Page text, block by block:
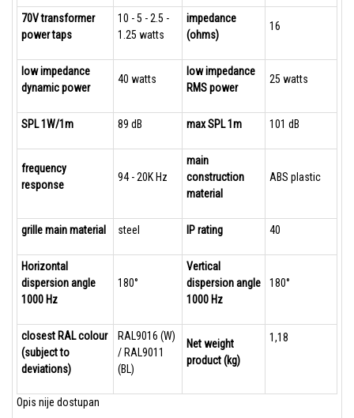
70V transformer
power taps
10 - 5 - 2.5 -
1.25 watts
impedance
(ohms)
16
low impedance
dynamic power
40 watts
low impedance
RMS power
25 watts
SPL 1W/1m 89 dB max SPL 1m 101 dB
frequency
response
94 - 20K Hz
main
construction
material
ABS plastic
grille main material steel IP rating 40
Horizontal
dispersion angle
1000 Hz
180°
Vertical
dispersion angle
1000 Hz
180°
closest RAL colour
(subject to
deviations)
RAL9016 (W)
/ RAL9011
(BL)
Net weight
product (kg)
1,18
Opis nije dostupan